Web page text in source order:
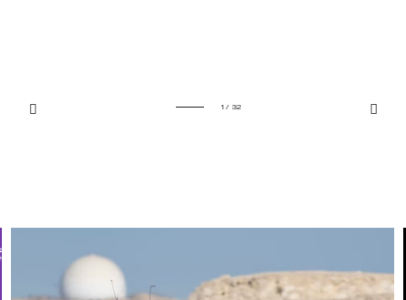
1 / 32